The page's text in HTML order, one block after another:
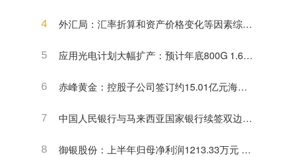
4
外汇局：汇率折算和资产价格变化等因素综合
5
应用光电计划大幅扩产：预计年底800G 1.6T
6
赤峰黄金：控股子公司签订约15.01亿元海外
7
中国人民银行与马来西亚国家银行续签双边本
8
御银股份：上半年归母净利润1213.33万元 同